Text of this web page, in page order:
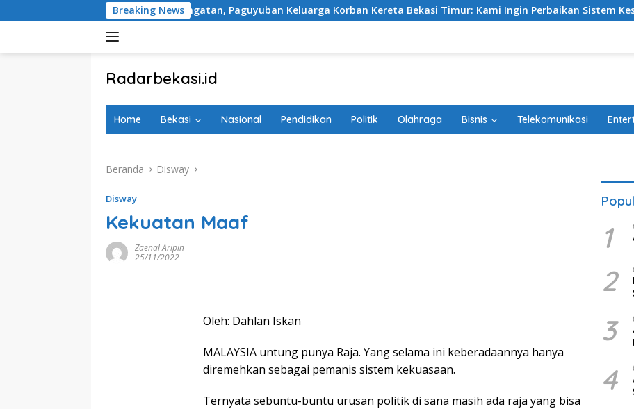
ke
Breaking News
Tugu Peringatan, Paguyuban Keluarga Korban Kereta Bekasi Timur: Kami Ingin Perbaikan Sistem Keselamatan Lebih
Radarbekasi.id
Bekasi
Home Bekasi Nasional Pendidikan Politik Olahraga Bisnis Telekomunikasi
Beranda Disway
Disway
Kekuatan Maaf
Zaenal Aripin
25/11/2022
Oleh: Dahlan Iskan
MALAYSIA untung punya Raja. Yang selama ini keberadaannya hanya
diremehkan sebagai pemanis sistem kekuasaan.
Ternyata sebuntu-buntu urusan politik di sana masih ada raja yang bisa
1
2
3
4